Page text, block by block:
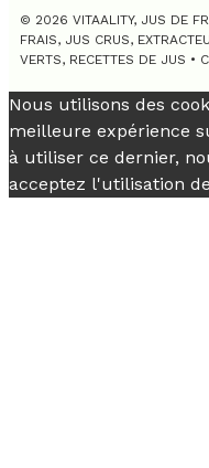
© 2026 VITAALITY, JUS DE
FRAIS, JUS CRUS,
VERTS, RECETTES DE JUS •
Nous utilisons des
meilleure expérience
à utiliser ce dernier,
acceptez l'utilisation